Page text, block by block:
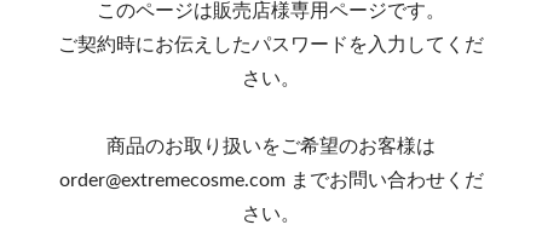
このページは販売店様専用ページです。
ご契約時にお伝えしたパスワードを入力してくだ
さい。
商品のお取り扱いをご希望のお客様は
order@extremecosme.comまでお問い合わせくだ
さい。